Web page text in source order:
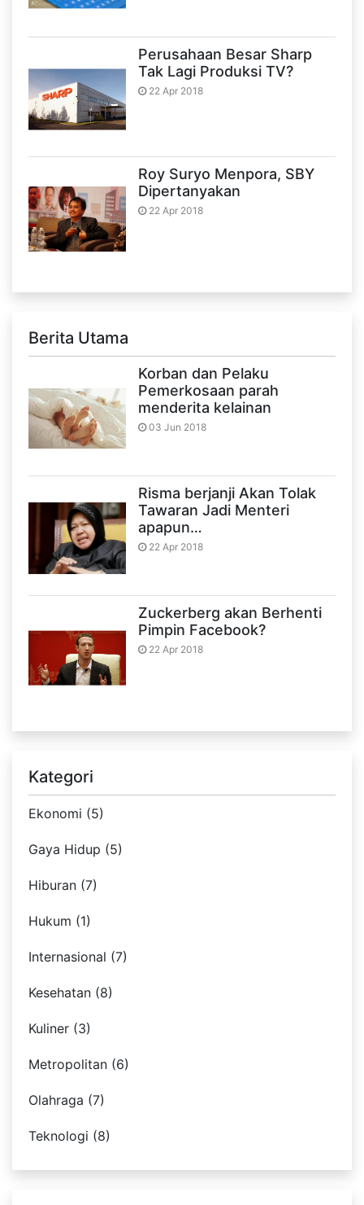
Perusahaan Besar Sharp
Tak Lagi Produksi TV?
22 Apr 2018
Roy Suryo Menpora, SBY
Dipertanyakan
22 Apr 2018
Berita Utama
Korban dan Pelaku
Pemerkosaan parah
menderita kelainan
03 Jun 2018
Risma berjanji Akan Tolak
Tawaran Jadi Menteri
apapun…
22 Apr 2018
Zuckerberg akan Berhenti
Pimpin Facebook?
22 Apr 2018
Kategori
Ekonomi (5)
Gaya Hidup (5)
Hiburan (7)
Hukum (1)
Internasional (7)
Kesehatan (8)
Kuliner (3)
Metropolitan (6)
Olahraga (7)
Teknologi (8)